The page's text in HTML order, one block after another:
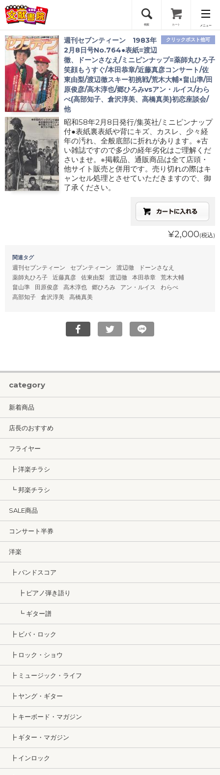
検索 カート メニュー
会員登録
ログイン
クリックポスト他可
週刊セブンティーン 1983年
2月8日号No.764●表紙=渡辺
徹、ドーンさなえ/ミニピンナップ=薬師丸ひろ子
笑顔もうすぐ/本田恭章/近藤真彦コンサート/佐
東由梨/渡辺徹スキー初挑戦/荒木大輔×畠山準/田
原俊彦/高木淳也/郷ひろみvsアン・ルイス/わら
べ(高部知子、倉沢淳美、高橋真美)初恋座談会/
他
昭和58年2月8日発行/集英社/ミニピンナップ
付●表紙裏表紙や背にキズ、カスレ、少々経
年の汚れ、全般底部に折れがあります。※古
い雑誌ですので多少の経年劣化はご理解くだ
さいませ。※掲載品、通販商品は全て店頭・
他サイト販売と併用です。売り切れの際はキ
ャンセル処理とさせていただきますので、御
了承ください。
¥2,000(税込)
関連タグ
週刊セブンティーン セブンティーン 渡辺徹
ドーンさなえ
薬師丸ひろ子
近藤真彦 佐東由梨 渡辺徹 本田恭章
荒木大輔
畠山準
田原俊彦 高木淳也 郷ひろみ アン・ルイス
わらべ
高部知子
倉沢淳美 高橋真美
category
新着商品
店長のおすすめ
フライヤー
┣ 洋楽チラシ
┗ 邦楽チラシ
SALE商品
コンサート半券
洋楽
┣ バンドスコア
┣ ピアノ弾き語り
┗ ギター譜
┣ ビバ・ロック
┣ ロック・ショウ
┣ ミュージック・ライフ
┣ ヤング・ギター
┣ キーボード・マガジン
┣ ギター・マガジン
┣ インロック